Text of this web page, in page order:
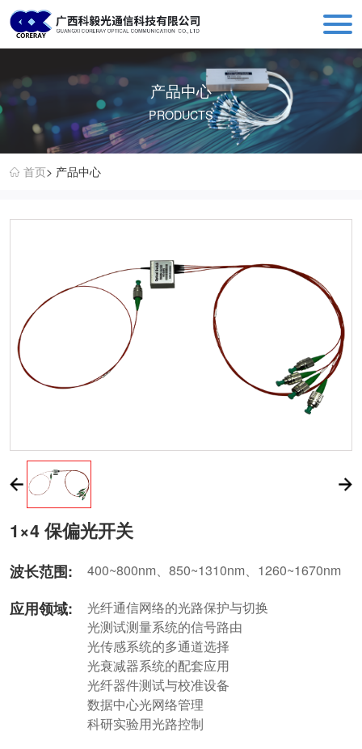
科毅光通信 - 光开关器件与设备生产销售厂商
产品中心
PRODUCTS
首页> 产品中心
1×4 保偏光开关
波长范围: 400~800nm、850~1310nm、1260~1670nm
应用领域:
光纤通信网络的光路保护与切换
光测试测量系统的信号路由
光传感系统的多通道选择
光衰减器系统的配套应用
光纤器件测试与校准设备
数据中心光网络管理
科研实验用光路控制